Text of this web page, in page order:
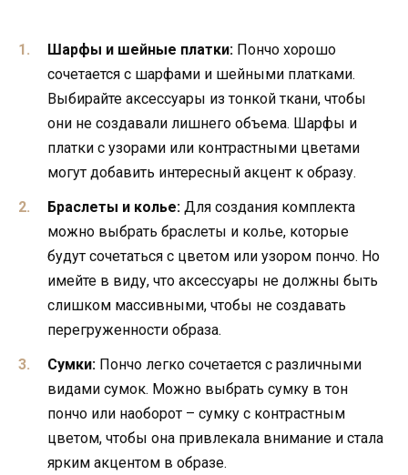
Шарфы и шейные платки: Пончо хорошо
сочетается с шарфами и шейными платками.
Выбирайте аксессуары из тонкой ткани, чтобы
они не создавали лишнего объема. Шарфы и
платки с узорами или контрастными цветами
могут добавить интересный акцент к образу.
Браслеты и колье: Для создания комплекта
можно выбрать браслеты и колье, которые
будут сочетаться с цветом или узором пончо. Но
имейте в виду, что аксессуары не должны быть
слишком массивными, чтобы не создавать
перегруженности образа.
Сумки: Пончо легко сочетается с различными
видами сумок. Можно выбрать сумку в тон
пончо или наоборот – сумку с контрастным
цветом, чтобы она привлекала внимание и стала
ярким акцентом в образе.